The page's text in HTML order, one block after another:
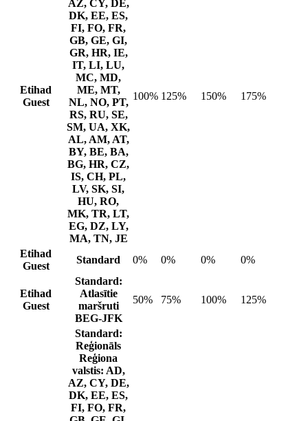
Etihad
Guest
AZ, CY, DE,
DK, EE, ES,
FI, FO, FR,
GB, GE, GI,
GR, HR, IE,
IT, LI, LU,
MC, MD,
ME, MT,
NL, NO, PT,
RS, RU, SE,
SM, UA, XK,
AL, AM, AT,
BY, BE, BA,
BG, HR, CZ,
IS, CH, PL,
LV, SK, SI,
HU, RO,
MK, TR, LT,
EG, DZ, LY,
MA, TN, JE
100% 125% 150% 175%
Etihad
Guest
Standard 0% 0% 0% 0%
Etihad
Guest
Standard:
Atlasītie
maršruti
BEG-JFK
50% 75% 100% 125%
Standard:
Reģionāls
Reģiona
valstis: AD,
AZ, CY, DE,
DK, EE, ES,
FI, FO, FR,